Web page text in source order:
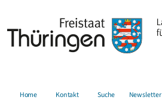
Home Kontakt Suche Newsletter